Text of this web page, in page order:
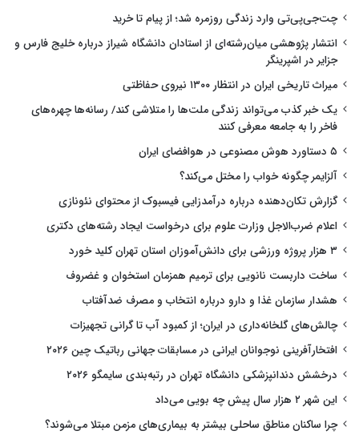
چت‌جی‌پی‌تی وارد زندگی روزمره شد؛ از پیام تا خرید
انتشار پژوهشی میان‌رشته‌ای از استادان دانشگاه شیراز درباره خلیج فارس و
جزایر در اشپرینگر
میراث تاریخی ایران در انتظار ۱۳۰۰ نیروی حفاظتی
یک خبر کذب می‌تواند زندگی ملت‌ها را متلاشی کند/ رسانه‌ها چهره‌های
فاخر را به جامعه معرفی کنند
۵ دستاورد هوش مصنوعی در هوافضای ایران
آلزایمر چگونه خواب را مختل می‌کند؟
گزارش تکان‌دهنده درباره درآمدزایی فیسبوک از محتوای نئونازی
اعلام ضرب‌الاجل وزارت علوم برای درخواست ایجاد رشته‌های دکتری
۳ هزار پروژه ورزشی برای دانش‌آموزان استان تهران کلید خورد
ساخت داربست نانویی برای ترمیم همزمان استخوان و غضروف
هشدار سازمان غذا و دارو درباره انتخاب و مصرف ضدآفتاب
چالش‌های گلخانه‌داری در ایران؛ از کمبود آب تا گرانی تجهیزات
افتخارآفرینی نوجوانان ایرانی در مسابقات جهانی رباتیک چین ۲۰۲۶
درخشش دندانپزشکی دانشگاه تهران در رتبه‌بندی سایمگو ۲۰۲۶
این شهر ۲ هزار سال پیش چه بویی می‌داد
چرا ساکنان مناطق ساحلی بیشتر به بیماری‌های مزمن مبتلا می‌شوند؟